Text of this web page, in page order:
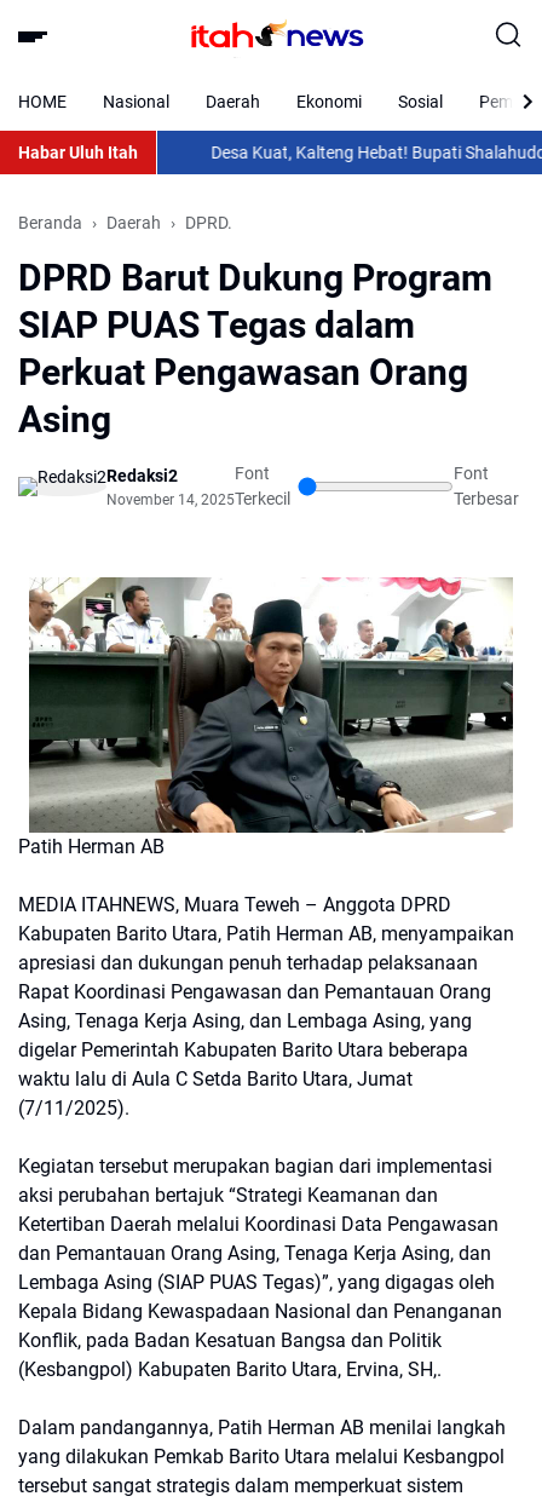
HOME Nasional Daerah Ekonomi Sosial
Habar Uluh Itah Desa Kuat, Kalteng Hebat! Bupati Shalahuddin
Beranda Daerah DPRD.
DPRD Barut Dukung Program
SIAP PUAS Tegas dalam
Perkuat Pengawasan Orang
Asing
Redaksi2
November 14, 2025
Font
Terkecil
Font
Terbesar
Patih Herman AB
MEDIA ITAHNEWS, Muara Teweh – Anggota DPRD
Kabupaten Barito Utara, Patih Herman AB, menyampaikan
apresiasi dan dukungan penuh terhadap pelaksanaan
Rapat Koordinasi Pengawasan dan Pemantauan Orang
Asing, Tenaga Kerja Asing, dan Lembaga Asing, yang
digelar Pemerintah Kabupaten Barito Utara beberapa
waktu lalu di Aula C Setda Barito Utara, Jumat
(7/11/2025).
Kegiatan tersebut merupakan bagian dari implementasi
aksi perubahan bertajuk “Strategi Keamanan dan
Ketertiban Daerah melalui Koordinasi Data Pengawasan
dan Pemantauan Orang Asing, Tenaga Kerja Asing, dan
Lembaga Asing (SIAP PUAS Tegas)”, yang digagas oleh
Kepala Bidang Kewaspadaan Nasional dan Penanganan
Konflik, pada Badan Kesatuan Bangsa dan Politik
(Kesbangpol) Kabupaten Barito Utara, Ervina, SH,.
Dalam pandangannya, Patih Herman AB menilai langkah
yang dilakukan Pemkab Barito Utara melalui Kesbangpol
tersebut sangat strategis dalam memperkuat sistem